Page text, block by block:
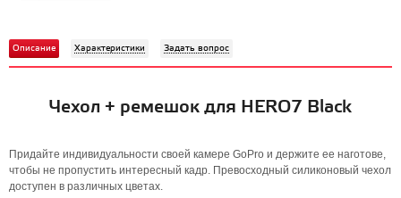
Описание Характеристики Задать вопрос
Чехол + ремешок для HERO7 Black
Придайте индивидуальности своей камере GoPro и держите ее наготове,
чтобы не пропустить интересный кадр. Превосходный силиконовый чехол
доступен в различных цветах.